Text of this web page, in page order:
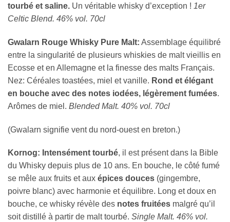
tourbé et saline. Un véritable whisky d’exception ! 1er
Celtic Blend. 46% vol. 70cl
Gwalarn Rouge Whisky Pure Malt: Assemblage équilibré
entre la singularité de plusieurs whiskies de malt vieillis en
Ecosse et en Allemagne et la finesse des malts Français.
Nez: Céréales toastées, miel et vanille. Rond et élégant
en bouche avec des notes iodées, légèrement fumées.
Arômes de miel. Blended Malt. 40% vol. 70cl
(Gwalarn signifie vent du nord-ouest en breton.)
Kornog: Intensément tourbé, il est présent dans la Bible
du Whisky depuis plus de 10 ans. En bouche, le côté fumé
se mêle aux fruits et aux épices douces (gingembre,
poivre blanc) avec harmonie et équilibre. Long et doux en
bouche, ce whisky révèle des notes fruitées malgré qu’il
soit distillé à partir de malt tourbé. Single Malt. 46% vol.